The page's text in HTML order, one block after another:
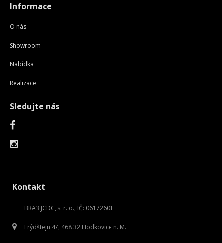
Informace
O nás
Showroom
Nabídka
Realizace
Sledujte nás
Kontakt
BRA3 JCDC, s. r. o., IČ: 06172601
Frýdštejn 47, 468 32 Hodkovice n. M.